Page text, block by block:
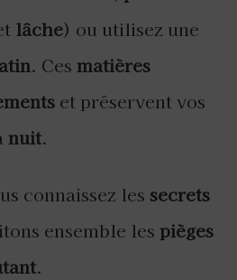
lâche) ou utilisez une
. Ces matières
et préservent vos
nuit.
connaissez les secrets
ensemble les pièges
.